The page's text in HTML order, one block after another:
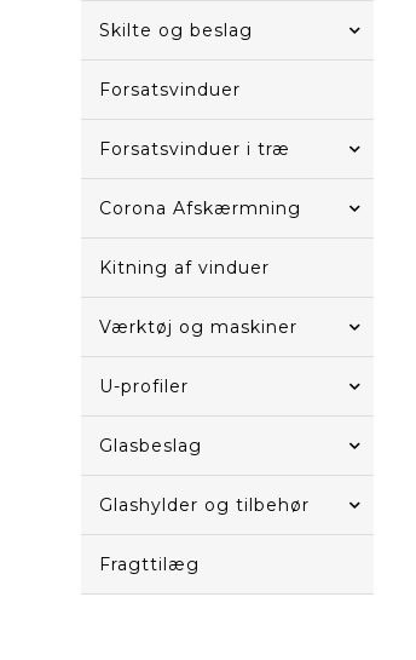
Skilte og beslag
Forsatsvinduer
Forsatsvinduer i træ
Corona Afskærmning
Kitning af vinduer
Værktøj og maskiner
U-profiler
Glasbeslag
Glashylder og tilbehør
Fragttilæg